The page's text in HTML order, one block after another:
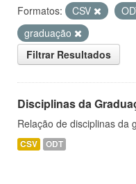
Formatos:
CSV
graduação
Filtrar Resultados
Disciplinas da
Relação de disciplinas da
CSV ODT